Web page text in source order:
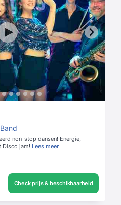
non-stop dansen! Energie,
Disco jam! Lees meer
Check prijs & beschikbaarheid